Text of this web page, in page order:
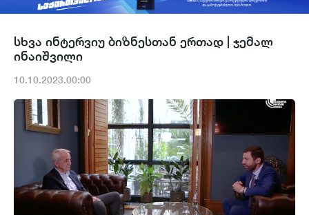
სხვა ინტერვიუ ბიზნესთან ერთად | ჯემალ
ინაიშვილი
10.10.2023.00:00